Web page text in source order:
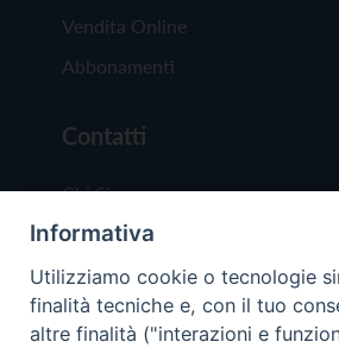
Vendita Online
Abbonamenti
Contatti
Chi Siamo
Redazione
Scrivici
Informativa
Utilizziamo cookie o tecnologie
finalità tecniche e, con il tuo
altre finalità ("interazioni e